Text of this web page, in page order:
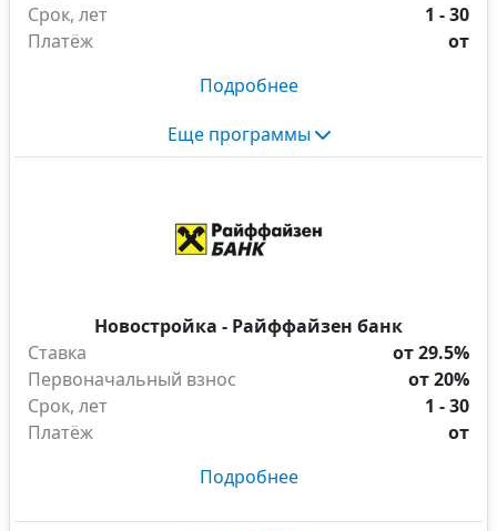
Срок, лет
1 - 30
Платёж
от
Подробнее
Еще программы
Новостройка - Райффайзен банк
Ставка
от 29.5%
Первоначальный взнос
от 20%
Срок, лет
1 - 30
Платёж
от
Подробнее